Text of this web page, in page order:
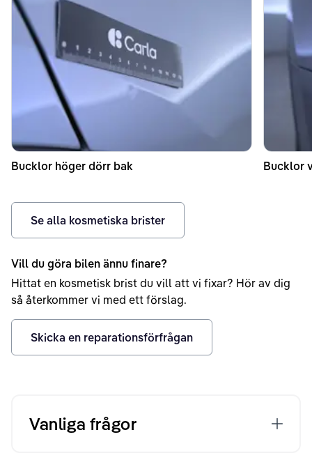
Bucklor höger dörr bak Bucklor
Se alla kosmetiska brister
Vill du göra bilen ännu finare?
Hittat en kosmetisk brist du vill att vi fixar? Hör av dig
så återkommer vi med ett förslag.
Skicka en reparationsförfrågan
Vanliga frågor